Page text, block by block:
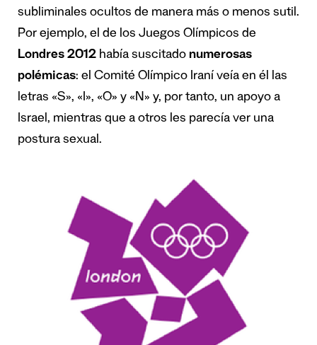
subliminales ocultos de manera más o menos sutil.
Por ejemplo, el de los Juegos Olímpicos de
Londres 2012 había suscitado numerosas
polémicas: el Comité Olímpico Iraní veía en él las
letras «S», «I», «O» y «N» y, por tanto, un apoyo a
Israel, mientras que a otros les parecía ver una
postura sexual.